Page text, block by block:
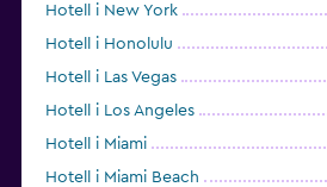
Hotell i New York
Hotell i Honolulu
Hotell i Las Vegas
Hotell i Los Angeles
Hotell i Miami
Hotell i Miami Beach